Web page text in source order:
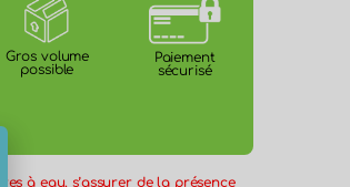
Gros volume
possible
Paiement
sécurisé
à eau, s’assurer de la présence